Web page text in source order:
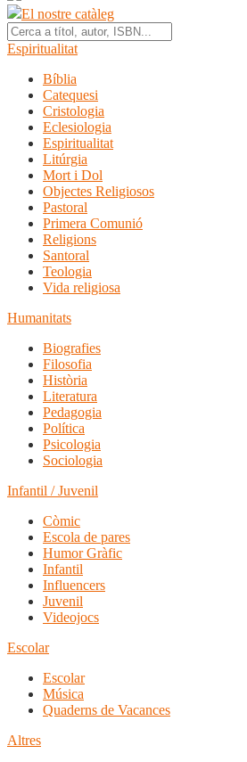
El nostre catàleg
Espiritualitat
Bíblia
Catequesi
Cristologia
Eclesiologia
Espiritualitat
Litúrgia
Mort i Dol
Objectes Religiosos
Pastoral
Primera Comunió
Religions
Santoral
Teologia
Vida religiosa
Humanitats
Biografies
Filosofia
Història
Literatura
Pedagogia
Política
Psicologia
Sociologia
Infantil / Juvenil
Còmic
Escola de pares
Humor Gràfic
Infantil
Influencers
Juvenil
Videojocs
Escolar
Escolar
Música
Quaderns de Vacances
Altres